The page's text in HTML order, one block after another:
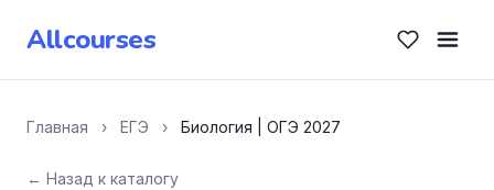
Allcourses
Главная › ЕГЭ › Биология | ОГЭ 2027
← Назад к каталогу